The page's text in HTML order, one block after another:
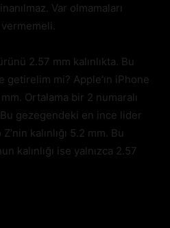
Var olmamaları
2.57 mm kalınlıkta. Bu
mi? Apple’ın iPhone
Ortalama bir 2 numaralı
Bu gezegendeki en ince lider
kalınlığı 5.2 mm. Bu
kalınlığı ise yalnızca 2.57